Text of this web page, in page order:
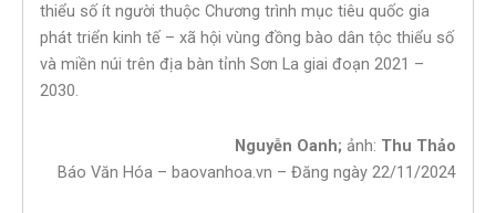
thiểu số ít người thuộc Chương trình mục tiêu quốc gia
phát triển kinh tế – xã hội vùng đồng bào dân tộc thiểu số
và miền núi trên địa bàn tỉnh Sơn La giai đoạn 2021 –
2030.
Nguyễn Oanh; ảnh: Thu Thảo
Báo Văn Hóa – baovanhoa.vn – Đăng ngày 22/11/2024